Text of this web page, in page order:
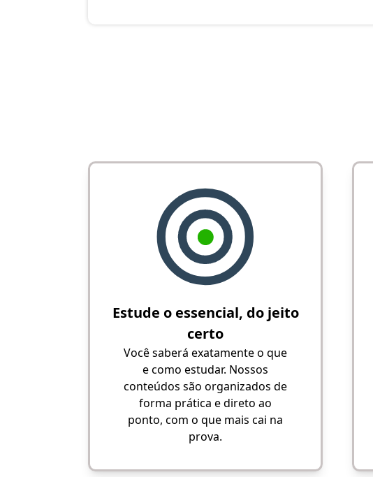
Estude o essencial, do jeito
certo
Você saberá exatamente o que
e como estudar. Nossos
conteúdos são organizados de
forma prática e direto ao
ponto, com o que mais cai na
prova.